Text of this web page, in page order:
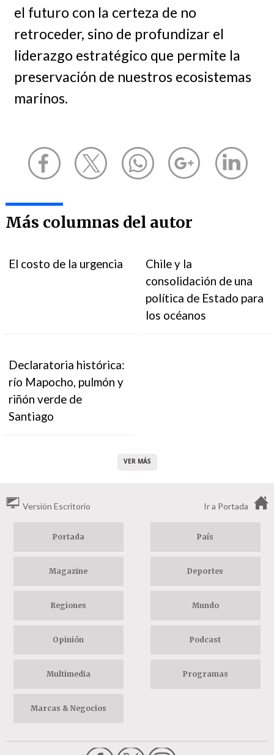
el futuro con la certeza de no
retroceder, sino de profundizar el
liderazgo estratégico que permite la
preservación de nuestros ecosistemas
marinos.
Más columnas del autor
El costo de la urgencia
Chile y la
consolidación de una
política de Estado para
los océanos
Declaratoria histórica:
río Mapocho, pulmón y
riñón verde de
Santiago
VER MÁS
Versión Escritorio Ir a Portada
Portada País
Magazine Deportes
Regiones Mundo
Opinión Podcast
Multimedia Programas
Marcas & Negocios